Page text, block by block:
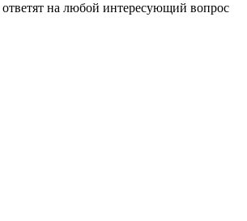
на любой интересующий вопрос